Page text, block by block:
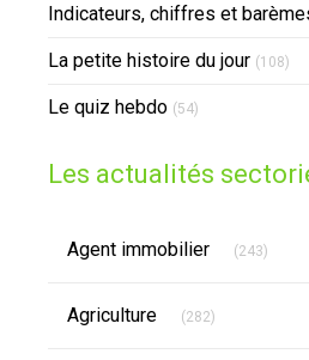
Indicateurs, chiffres et
La petite histoire du jour (108)
Le quiz hebdo (54)
Les actualités
Agent immobilier (243)
Agriculture (282)